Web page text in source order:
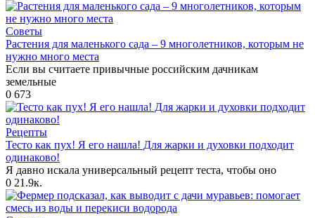
Советы
Растения для маленького сада – 9 многолетников, которым не
нужно много места
Если вы считаете привычные российским дачникам
земельные
0 673
Рецепты
Тесто как пух! Я его нашла! Для жарки и духовки подходит
одинаково!
Я давно искала универсальный рецепт теста, чтобы оно
0 21.9к.